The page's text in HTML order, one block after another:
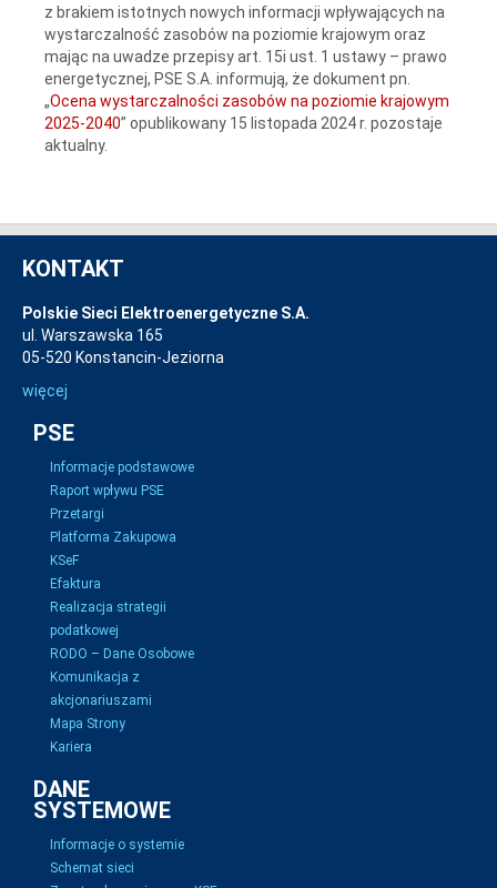
z brakiem istotnych nowych informacji wpływających na
wystarczalność zasobów na poziomie krajowym oraz
mając na uwadze przepisy art. 15i ust. 1 ustawy – prawo
energetycznej, PSE S.A. informują, że dokument pn.
„Ocena wystarczalności zasobów na poziomie krajowym
2025-2040” opublikowany 15 listopada 2024 r. pozostaje
aktualny.
KONTAKT
Polskie Sieci Elektroenergetyczne S.A.
ul. Warszawska 165
05-520 Konstancin-Jeziorna
więcej
PSE
Informacje podstawowe
Raport wpływu PSE
Przetargi
Platforma Zakupowa
KSeF
Efaktura
Realizacja strategii
podatkowej
RODO – Dane Osobowe
Komunikacja z
akcjonariuszami
Mapa Strony
Kariera
DANE
SYSTEMOWE
Informacje o systemie
Schemat sieci